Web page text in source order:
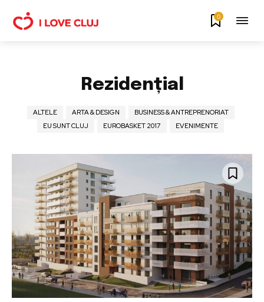
0
Rezidențial
ALTELE ARTA & DESIGN
BUSINESS & ANTREPRENORIAT
EU SUNT CLUJ
EUROBASKET 2017 EVENIMENTE